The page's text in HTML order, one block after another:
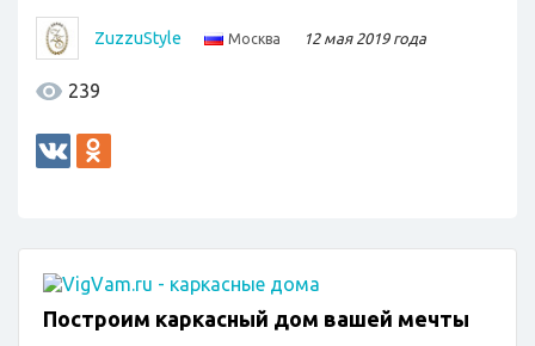
ZuzzuStyle Москва 12 мая 2019 года
239
Построим каркасный дом вашей мечты